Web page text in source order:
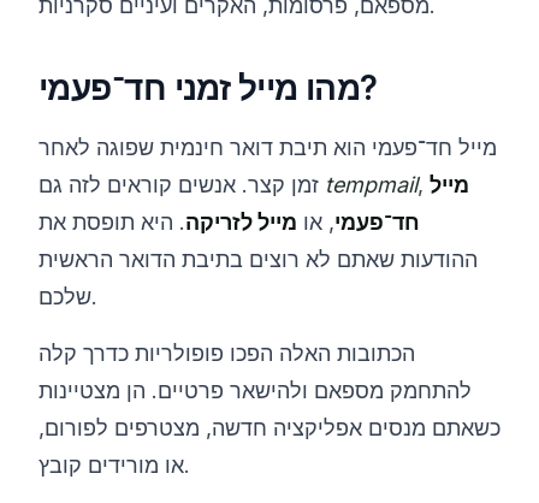
מספאם, פרסומות, האקרים ועיניים סקרניות.
מהו מייל זמני חד־פעמי?
מייל חד־פעמי הוא תיבת דואר חינמית שפוגה לאחר
tempmail, מייל
חד־פעמי, או מייל לזריקה. היא תופסת את
ההודעות שאתם לא רוצים בתיבת הדואר הראשית
שלכם.
הכתובות האלה הפכו פופולריות כדרך קלה
להתחמק מספאם ולהישאר פרטיים. הן מצטיינות
כשאתם מנסים אפליקציה חדשה, מצטרפים לפורום,
או מורידים קובץ.